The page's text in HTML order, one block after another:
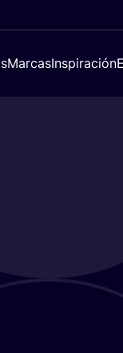
MarcasInspiración